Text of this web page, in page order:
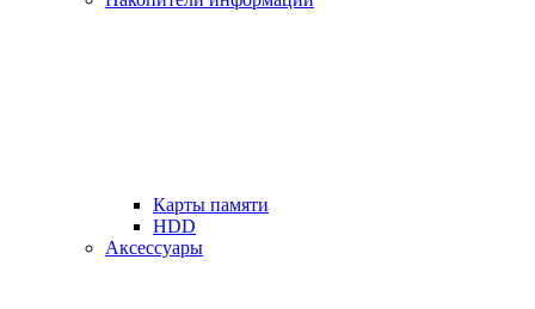
Карты памяти
HDD
Аксессуары